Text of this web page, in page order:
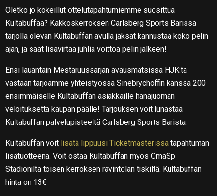
Oletko jo kokeillut ottelutapahtumiemme suosittua
Kultabuffaa? Kakkoskerroksen Carlsberg Sports Barissa
tarjolla olevan Kultabuffan avulla jaksat kannustaa koko pelin
ajan, ja saat lisävirtaa juhlia voittoa pelin jälkeen!
Ensi lauantain Mestaruussarjan avausmatsissa HJK:ta
vastaan tarjoamme yhteistyössä Sinebrychoffin kanssa 200
ensimmäiselle Kultabuffan asiakkaille hanajuoman
veloituksetta kaupan päälle! Tarjouksen voit lunastaa
Kultabuffan palvelupisteeltä Carlsberg Sports Barista.
Kultabuffan voit lisätä lippuusi Ticketmasterissa tapahtuman
lisätuotteena. Voit ostaa Kultabuffan myös OmaSp
Stadionilta toisen kerroksen ravintolan tiskiltä. Kultabuffan
hinta on 13€